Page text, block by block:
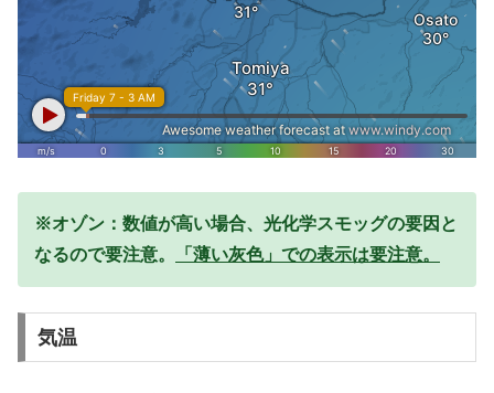
※オゾン：数値が高い場合、光化学スモッグの要因と
なるので要注意。
「薄い灰色」での表示は要注意。
気温